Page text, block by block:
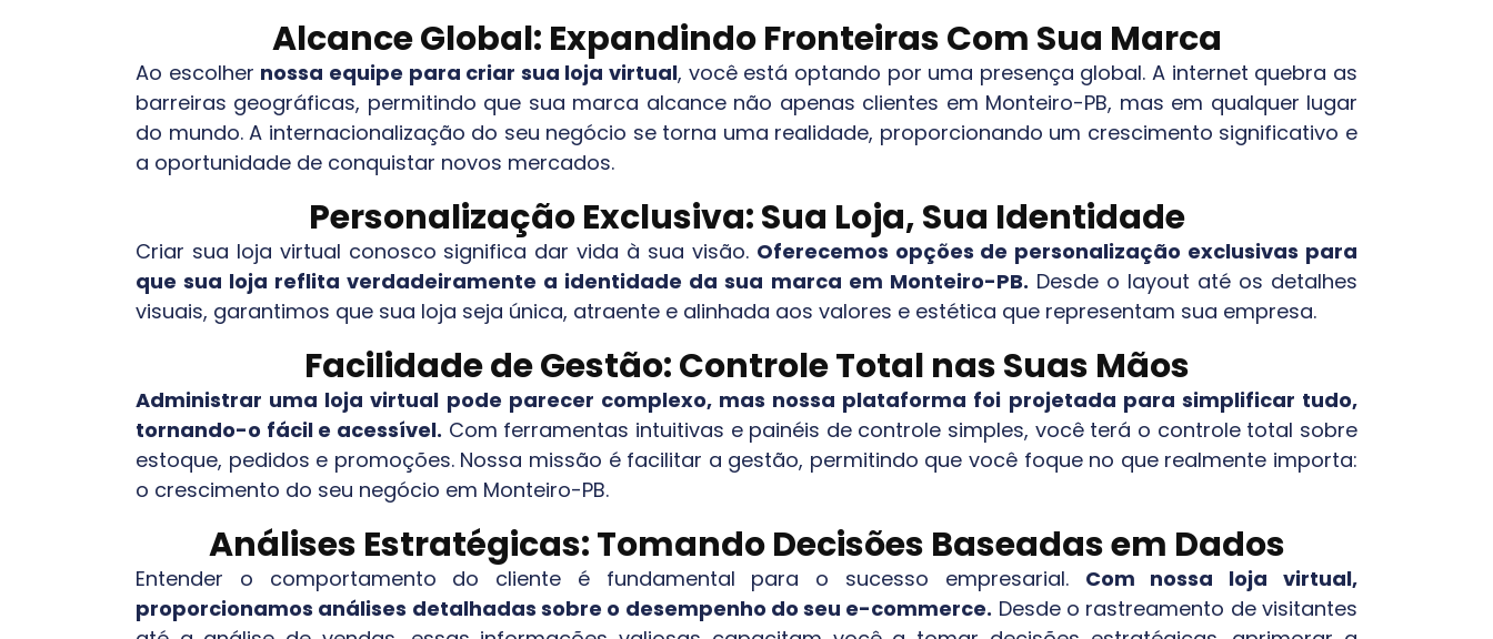
Alcance Global: Expandindo Fronteiras Com Sua Marca
Ao escolher nossa equipe para criar sua loja virtual, você está optando por uma presença global. A internet quebra as
barreiras geográficas, permitindo que sua marca alcance não apenas clientes em Monteiro-PB, mas em qualquer lugar
do mundo. A internacionalização do seu negócio se torna uma realidade, proporcionando um crescimento significativo e
a oportunidade de conquistar novos mercados.
Personalização Exclusiva: Sua Loja, Sua Identidade
Criar sua loja virtual conosco significa dar vida à sua visão. Oferecemos opções de personalização exclusivas para
que sua loja reflita verdadeiramente a identidade da sua marca em Monteiro-PB. Desde o layout até os detalhes
visuais, garantimos que sua loja seja única, atraente e alinhada aos valores e estética que representam sua empresa.
Facilidade de Gestão: Controle Total nas Suas Mãos
Administrar uma loja virtual pode parecer complexo, mas nossa plataforma foi projetada para simplificar tudo,
tornando-o fácil e acessível. Com ferramentas intuitivas e painéis de controle simples, você terá o controle total sobre
estoque, pedidos e promoções. Nossa missão é facilitar a gestão, permitindo que você foque no que realmente importa:
o crescimento do seu negócio em Monteiro-PB.
Análises Estratégicas: Tomando Decisões Baseadas em Dados
Entender o comportamento do cliente é fundamental para o sucesso empresarial. Com nossa loja virtual,
proporcionamos análises detalhadas sobre o desempenho do seu e-commerce. Desde o rastreamento de visitantes